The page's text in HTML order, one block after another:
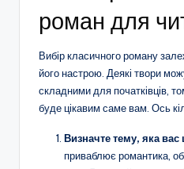
роман для
Вибір класичного роману
його настрою. Деякі твори
складними для початківців,
буде цікавим саме вам. Ось
Визначте тему, яка вас
приваблює романтика,